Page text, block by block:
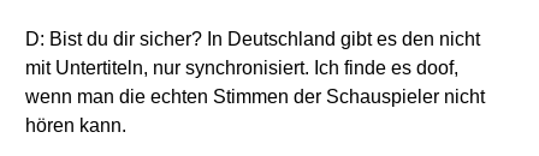
D: Bist du dir sicher? In Deutschland gibt es den nicht
mit Untertiteln, nur synchronisiert. Ich finde es doof,
wenn man die echten Stimmen der Schauspieler nicht
hören kann.